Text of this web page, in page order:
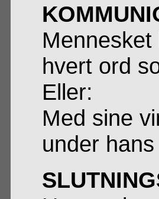
hvert ord
Eller:
Med sine
under